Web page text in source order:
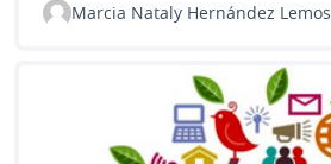
Marcia Nataly Hernández Lemos